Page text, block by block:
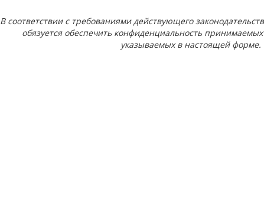
В соответствии с требованиями действующего
обязуется обеспечить конфиденциальность
указываемых в настоящей форме.